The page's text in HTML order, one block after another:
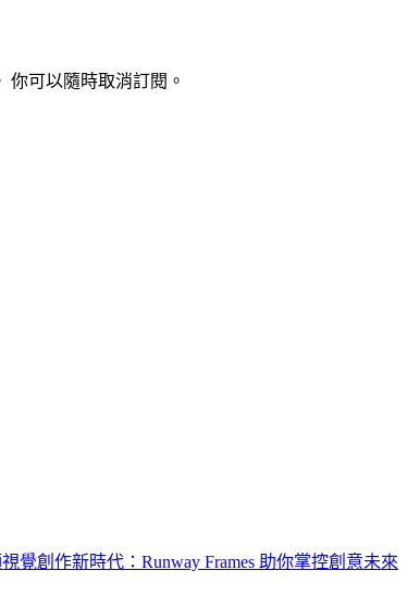
你可以隨時取消訂閱。
覺創作新時代：Runway Frames 助你掌控創意未來